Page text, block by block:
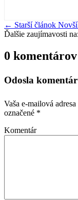
← Starší článok
Ďalšie zaujímavosti na:
0 komentárov
Odosla komentár
Vaša e-mailová
označené *
Komentár